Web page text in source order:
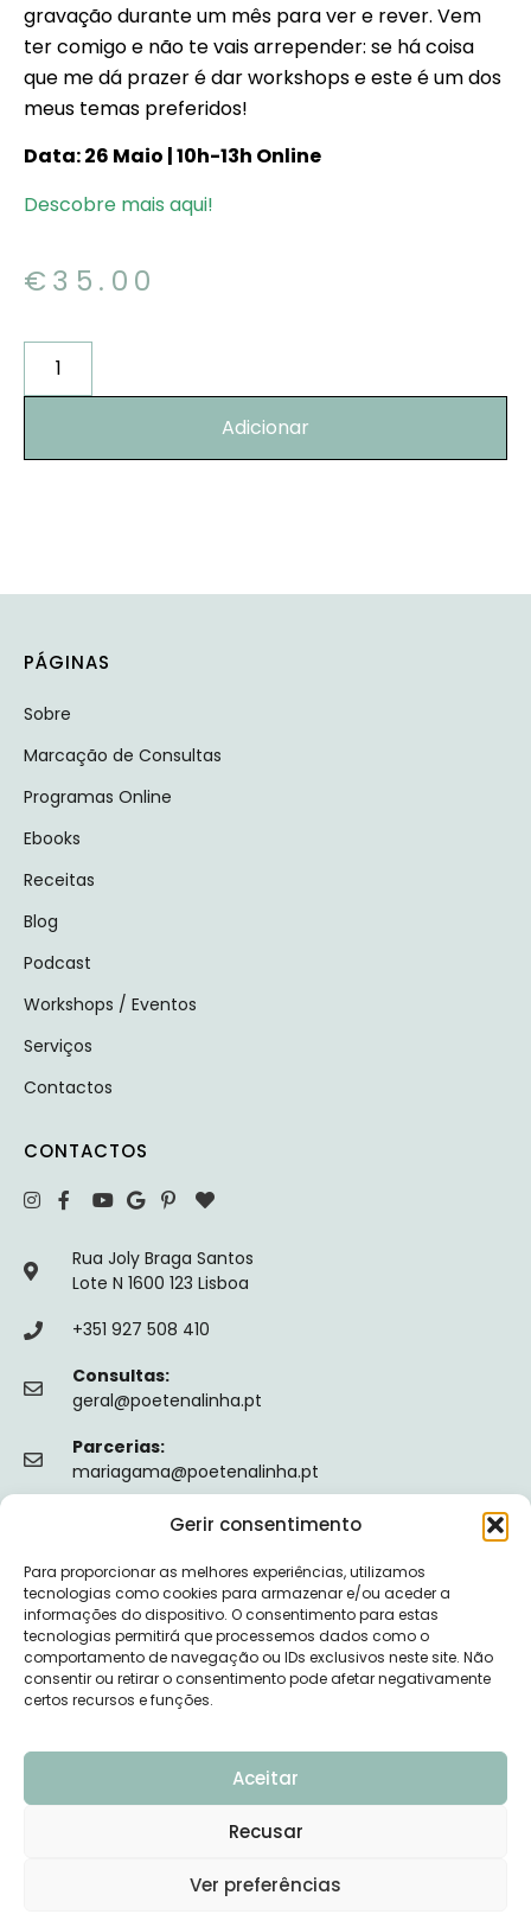
Gerir consentimento
Para proporcionar as melhores experiências, utilizamos
tecnologias como cookies para armazenar e/ou aceder a
informações do dispositivo. O consentimento para estas
tecnologias permitirá que processemos dados como o
comportamento de navegação ou IDs exclusivos neste site. Não
consentir ou retirar o consentimento pode afetar negativamente
certos recursos e funções.
Aceitar
Recusar
Ver preferências
gravação durante um mês para ver e rever. Vem
ter comigo e não te vais arrepender: se há coisa
que me dá prazer é dar workshops e este é um dos
meus temas preferidos!
Data: 26 Maio | 10h-13h Online
Descobre mais aqui!
€ 35.00
Adicionar
PÁGINAS
Sobre
Marcação de Consultas
Programas Online
Ebooks
Receitas
Blog
Podcast
Workshops / Eventos
Serviços
Contactos
CONTACTOS
Rua Joly Braga Santos
Lote N 1600 123 Lisboa
+351 927 508 410
Consultas:
geral@poetenalinha.pt
Parcerias:
mariagama@poetenalinha.pt
Política de privacidade
Termos e Condições
Livro de reclamações